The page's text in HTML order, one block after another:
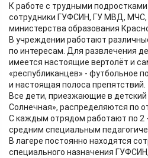
К работе с трудными
сотрудники ГУФСИН, ГУ МВД, МЧС,
министерства образования
В учреждении работают
по интересам. Для развлечения
имеется настоящие вертолёт и
«республиканцев» - футбольное
и настоящая полоса препятствий.
Все дети, приезжающие в детский
Солнечная», распределяются по
С каждым отрядом работают по 2
средним специальным
В лагере постоянно находятся
специального назначения